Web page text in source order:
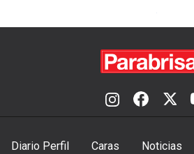
Diario Perfil Caras Noticias